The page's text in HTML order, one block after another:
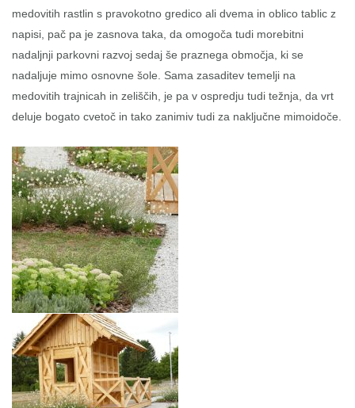
medovitih rastlin s pravokotno gredico ali dvema in oblico tablic z
napisi, pač pa je zasnova taka, da omogoča tudi morebitni
nadaljnji parkovni razvoj sedaj še praznega območja, ki se
nadaljuje mimo osnovne šole. Sama zasaditev temelji na
medovitih trajnicah in zeliščih, je pa v ospredju tudi težnja, da vrt
deluje bogato cvetoč in tako zanimiv tudi za naključne mimoidoče.